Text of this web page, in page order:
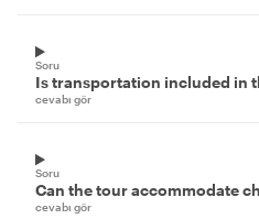
Soru
Is transportation included in
cevabı gör
Soru
Can the tour accommodate
cevabı gör